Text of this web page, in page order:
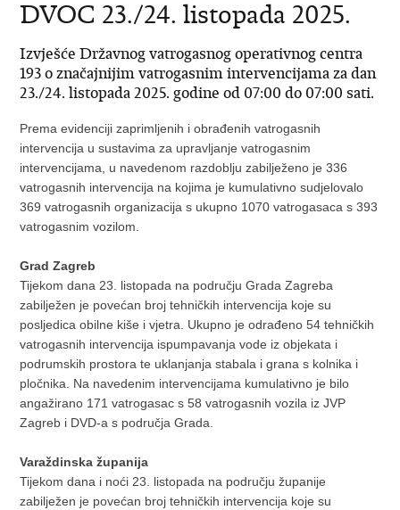
DVOC 23./24. listopada 2025.
Izvješće Državnog vatrogasnog operativnog centra
193 o značajnijim vatrogasnim intervencijama za dan
23./24. listopada 2025. godine od 07:00 do 07:00 sati.
Prema evidenciji zaprimljenih i obrađenih vatrogasnih
intervencija u sustavima za upravljanje vatrogasnim
intervencijama, u navedenom razdoblju zabilježeno je 336
vatrogasnih intervencija na kojima je kumulativno sudjelovalo
369 vatrogasnih organizacija s ukupno 1070 vatrogasaca s 393
vatrogasnim vozilom.
Grad Zagreb
Tijekom dana 23. listopada na području Grada Zagreba
zabilježen je povećan broj tehničkih intervencija koje su
posljedica obilne kiše i vjetra. Ukupno je odrađeno 54 tehničkih
vatrogasnih intervencija ispumpavanja vode iz objekata i
podrumskih prostora te uklanjanja stabala i grana s kolnika i
pločnika. Na navedenim intervencijama kumulativno je bilo
angažirano 171 vatrogasac s 58 vatrogasnih vozila iz JVP
Zagreb i DVD-a s područja Grada.
Varaždinska županija
Tijekom dana i noći 23. listopada na području županije
zabilježen je povećan broj tehničkih intervencija koje su